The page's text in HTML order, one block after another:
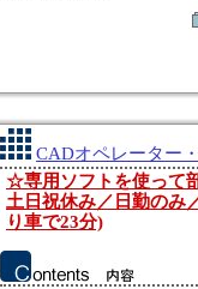
CADオペレーター
☆専用ソフトを使って
土日祝休み／日勤のみ
り車で23分)